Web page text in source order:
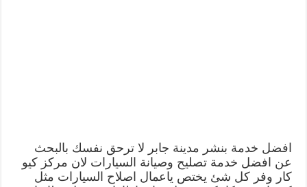
افضل خدمة بنشر مدينة جابر لا ترحق نفسك بالبحث
عن افضل خدمة تصليح وصيانة السيارات لان مركز كيو
كار وفر كل شئ يختص ياعمال اصلاح السيارات مثل